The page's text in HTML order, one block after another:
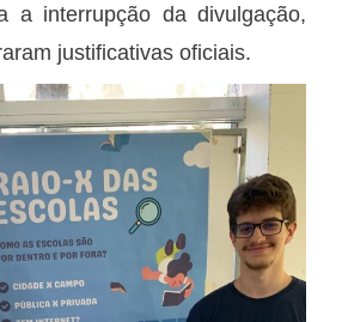
a interrupção da divulgação,
justificativas oficiais.